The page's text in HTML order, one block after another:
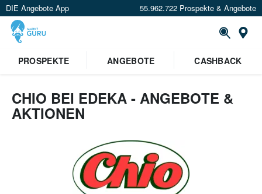
DIE Angebote App 55.962.722 Prospekte & Angebote
PROSPEKTE ANGEBOTE CASHBACK
CHIO BEI EDEKA - ANGEBOTE &
AKTIONEN